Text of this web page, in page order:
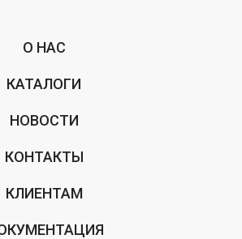
О НАС
КАТАЛОГИ
НОВОСТИ
КОНТАКТЫ
КЛИЕНТАМ